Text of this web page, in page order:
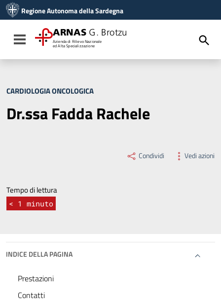
Vai al menu di navigazione
Vai al footer
Regione Autonoma della Sardegna
Toggle navigation
ARNAS G. Brotzu
Azienda di Rilievo Nazionale
ed Alta Specializzazione
CARDIOLOGIA ONCOLOGICA
Dr.ssa Fadda Rachele
Condividi Vedi azioni
Tempo di lettura
< 1 minuto
INDICE DELLA PAGINA
Prestazioni
Contatti